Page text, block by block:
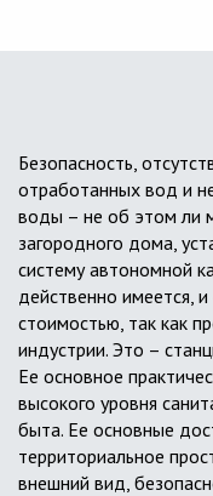
Безопасность,
отработанных вод и
воды – не об этом ли
загородного дома,
систему автономной
действенно имеется,
стоимостью, так как
индустрии. Это –
Ее основное
высокого уровня
быта. Ее основные
территориальное
внешний вид,